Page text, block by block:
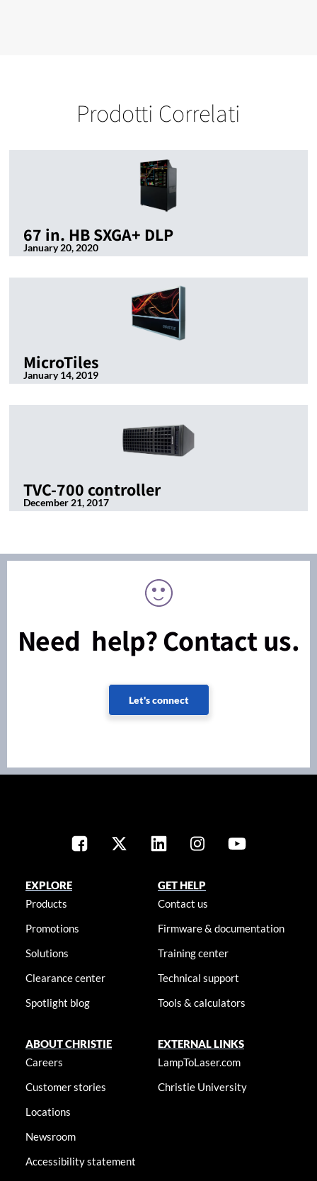
Prodotti Correlati
67 in. HB SXGA+ DLP
January 20, 2020
MicroTiles
January 14, 2019
TVC-700 controller
December 21, 2017
Need help? Contact us.
Let's connect
EXPLORE
Products
Promotions
Solutions
Clearance center
Spotlight blog
GET HELP
Contact us
Firmware & documentation
Training center
Technical support
Tools & calculators
ABOUT CHRISTIE
Careers
Customer stories
Locations
Newsroom
Accessibility statement
EXTERNAL LINKS
LampToLaser.com
Christie University